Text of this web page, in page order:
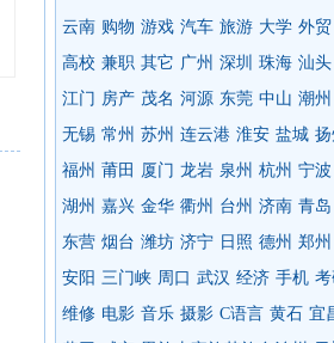
云南 购物 游戏 汽车 旅游 大学 外贸
高校 兼职 其它 广州 深圳 珠海 汕头
江门 房产 茂名 河源 东莞 中山 潮州
无锡 常州 苏州 连云港 淮安 盐城 扬
福州 莆田 厦门 龙岩 泉州 杭州 宁波
湖州 嘉兴 金华 衢州 台州 济南 青岛
东营 烟台 潍坊 济宁 日照 德州 郑州
安阳 三门峡 周口 武汉 经济 手机
维修 电影 音乐 摄影 C语言 黄石 宜